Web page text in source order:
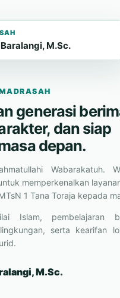
M.Sc.
generasi
dan siap
depan.
Wabarakatuh.
memperkenalkan
1 Tana Toraja kepada
Islam, pembelajaran
serta kearifan
M.Sc.